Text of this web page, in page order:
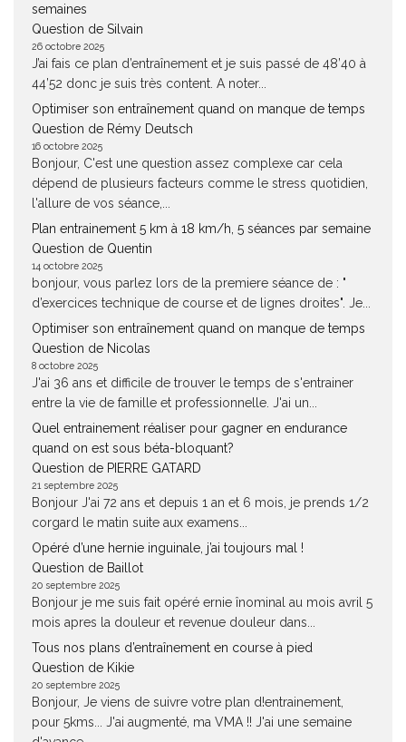
semaines
Question de Silvain
26 octobre 2025
J’ai fais ce plan d’entraînement et je suis passé de 48’40 à
44’52 donc je suis très content. A noter...
Optimiser son entraînement quand on manque de temps
Question de Rémy Deutsch
16 octobre 2025
Bonjour, C'est une question assez complexe car cela
dépend de plusieurs facteurs comme le stress quotidien,
l'allure de vos séance,...
Plan entrainement 5 km à 18 km/h, 5 séances par semaine
Question de Quentin
14 octobre 2025
bonjour, vous parlez lors de la premiere séance de : "
d’exercices technique de course et de lignes droites". Je...
Optimiser son entraînement quand on manque de temps
Question de Nicolas
8 octobre 2025
J'ai 36 ans et difficile de trouver le temps de s'entrainer
entre la vie de famille et professionnelle. J'ai un...
Quel entrainement réaliser pour gagner en endurance
quand on est sous béta-bloquant?
Question de PIERRE GATARD
21 septembre 2025
Bonjour J'ai 72 ans et depuis 1 an et 6 mois, je prends 1/2
corgard le matin suite aux examens...
Opéré d’une hernie inguinale, j’ai toujours mal !
Question de Baillot
20 septembre 2025
Bonjour je me suis fait opéré ernie înominal au mois avril 5
mois apres la douleur et revenue douleur dans...
Tous nos plans d’entraînement en course à pied
Question de Kikie
20 septembre 2025
Bonjour, Je viens de suivre votre plan d!entrainement,
pour 5kms... J'ai augmenté, ma VMA !! J'ai une semaine